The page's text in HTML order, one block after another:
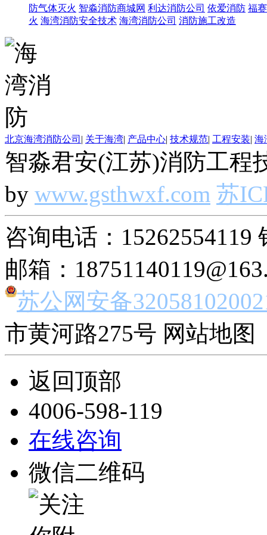
防气体灭火 智淼消防商城网 利达消防公司 依爱消防 福
火 海湾消防安全技术 海湾消防公司 消防施工改造
北京海湾消防公司 | 关于海湾| 产品中心| 技术规范| 工程安装| 海
智淼君安(江苏)消防工程
by www.gsthwxf.com 苏
咨询电话：15262554119
邮箱：
苏公网安备
市黄河路275号 网站地图
返回顶部
4006-598-119
在线咨询
微信二维码